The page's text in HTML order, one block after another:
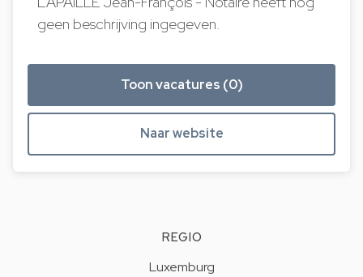
geen beschrijving ingegeven.
Toon vacatures (0)
Naar website
REGIO
Luxemburg